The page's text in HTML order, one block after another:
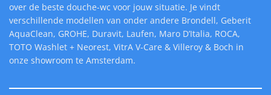
over de beste douche-wc voor jouw situatie. Je vindt
verschillende modellen van onder andere Brondell, Geberit
AquaClean, GROHE, Duravit, Laufen, Maro D’Italia, ROCA,
TOTO Washlet + Neorest, VitrA V-Care & Villeroy & Boch in
onze showroom te Amsterdam.